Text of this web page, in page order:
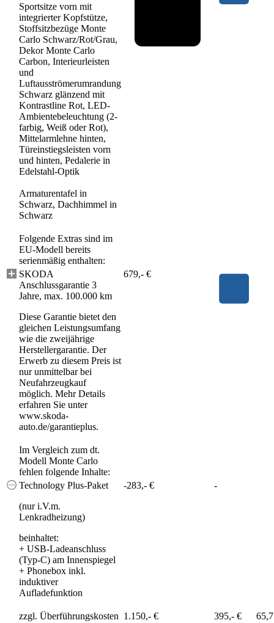
Sportsitze vorn mit
integrierter Kopfstütze,
Stoffsitzbezüge Monte
Carlo Schwarz/Rot/Grau,
Dekor Monte Carlo
Carbon, Interieurleisten
und
Luftausströmerumrandung
Schwarz glänzend mit
Kontrastline Rot, LED-
Ambientebeleuchtung (2-
farbig, Weiß oder Rot),
Mittelarmlehne hinten,
Türeinstiegsleisten vorn
und hinten, Pedalerie in
Edelstahl-Optik
Armaturentafel in
Schwarz, Dachhimmel in
Schwarz
Folgende Extras sind im
EU-Modell bereits
serienmäßig enthalten:
SKODA
Anschlussgarantie 3
Jahre, max. 100.000 km
Diese Garantie bietet den
gleichen Leistungsumfang
wie die zweijährige
Herstellergarantie. Der
Erwerb zu diesem Preis ist
nur unmittelbar bei
Neufahrzeugkauf
möglich. Mehr Details
erfahren Sie unter
www.skoda-
auto.de/garantieplus.
679,- €
Im Vergleich zum dt.
Modell Monte Carlo
fehlen folgende Inhalte:
Technology Plus-Paket
(nur i.V.m.
Lenkradheizung)
beinhaltet:
+ USB-Ladeanschluss
(Typ-C) am Innenspiegel
+ Phonebox inkl.
induktiver
Aufladefunktion
-283,- € -
zzgl. Überführungskosten 1.150,- € 395,- €